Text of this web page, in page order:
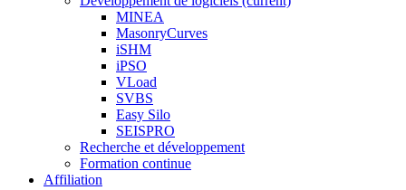
MINEA
MasonryCurves
iSHM
iPSO
VLoad
SVBS
Easy Silo
SEISPRO
Recherche et développement
Formation continue
Affiliation